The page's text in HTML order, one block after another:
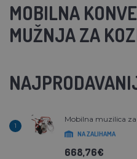
MOBILNA
MUŽNJA ZA
1
Mobilna muzilica za
NA ZALIHAMA
668,76€